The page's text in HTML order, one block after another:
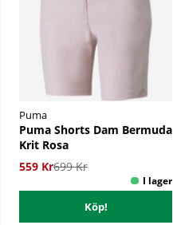
Puma
Puma Shorts Dam Bermuda
Krit Rosa
559 Kr699 Kr
Köp!